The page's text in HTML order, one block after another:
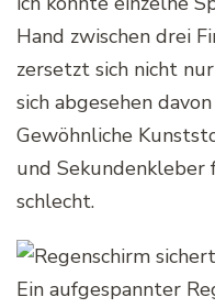
Hand zwischen drei
zersetzt sich nicht
sich abgesehen
Gewöhnliche
und
schlecht.
Ein aufgespannter